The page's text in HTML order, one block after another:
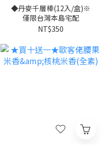
◆丹麥千層棒(12入/盒)※
僅限台灣本島宅配
NT$350